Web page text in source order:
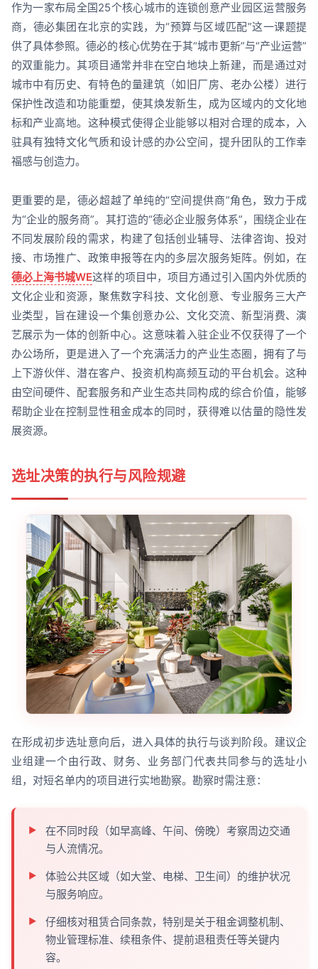
作为一家布局全国25个核心城市的连锁创意产业园区运营服务
商，德必集团在北京的实践，为“预算与区域匹配”这一课题提
供了具体参照。德必的核心优势在于其“城市更新”与“产业运营”
的双重能力。其项目通常并非在空白地块上新建，而是通过对
城市中有历史、有特色的量建筑（如旧厂房、老办公楼）进行
保护性改造和功能重塑，使其焕发新生，成为区域内的文化地
标和产业高地。这种模式使得企业能够以相对合理的成本，入
驻具有独特文化气质和设计感的办公空间，提升团队的工作幸
福感与创造力。
更重要的是，德必超越了单纯的“空间提供商”角色，致力于成
为“企业的服务商”。其打造的“德必企业服务体系”，围绕企业在
不同发展阶段的需求，构建了包括创业辅导、法律咨询、投对
接、市场推广、政策申报等在内的多层次服务矩阵。例如，在
德必上海书城WE这样的项目中，项目方通过引入国内外优质的
文化企业和资源，聚焦数字科技、文化创意、专业服务三大产
业类型，旨在建设一个集创意办公、文化交流、新型消费、演
艺展示为一体的创新中心。这意味着入驻企业不仅获得了一个
办公场所，更是进入了一个充满活力的产业生态圈，拥有了与
上下游伙伴、潜在客户、投资机构高频互动的平台机会。这种
由空间硬件、配套服务和产业生态共同构成的综合价值，能够
帮助企业在控制显性租金成本的同时，获得难以估量的隐性发
展资源。
选址决策的执行与风险规避
在形成初步选址意向后，进入具体的执行与谈判阶段。建议企
业组建一个由行政、财务、业务部门代表共同参与的选址小
组，对短名单内的项目进行实地勘察。勘察时需注意：
在不同时段（如早高峰、午间、傍晚）考察周边交通
与人流情况。
体验公共区域（如大堂、电梯、卫生间）的维护状况
与服务响应。
仔细核对租赁合同条款，特别是关于租金调整机制、
物业管理标准、续租条件、提前退租责任等关键内
容。